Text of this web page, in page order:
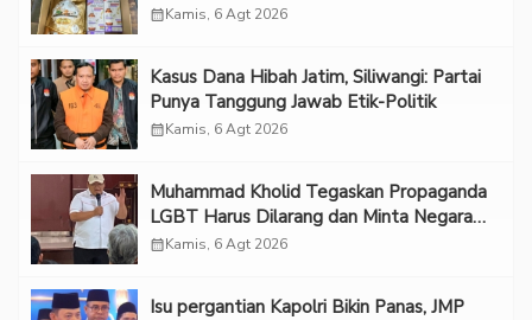
calendar_monthKamis, 6 Agt 2026
Kasus Dana Hibah Jatim, Siliwangi: Partai
Punya Tanggung Jawab Etik-Politik
calendar_monthKamis, 6 Agt 2026
Muhammad Kholid Tegaskan Propaganda
LGBT Harus Dilarang dan Minta Negara
Melindungi Korban
calendar_monthKamis, 6 Agt 2026
Isu pergantian Kapolri Bikin Panas, JMP